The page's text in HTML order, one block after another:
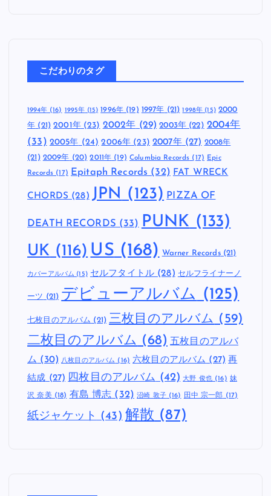
こだわりのタグ
1994年(16) 1995年 (15) 1996年(19) 1997年 (21) 1998年 (15) 2000
年 (21) 2001年(23) 2002年 (29) 2003年 (22) 2004年
(33) 2005年 (24) 2006年 (23) 2007年(27) 2008年
(21) 2009年 (20) 2011年 (19) Columbia Records (17) Epic
Records (17) Epitaph Records (32) FAT WRECK
CHORDS (28) JPN (123) PIZZA OF
DEATH RECORDS (33) PUNK (133)
UK (116) US (168) Warner Records(21)
カバーアルバム (15) セルフタイトル(28) セルフライナーノ
ーツ (21) デビューアルバム (125)
七枚目のアルバム (21) 三枚目のアルバム (59)
二枚目のアルバム (68) 五枚目のアルバ
ム (30) 八枚目のアルバム (16) 六枚目のアルバム (27) 再
結成 (27) 四枚目のアルバム (42) 大野 俊也(16) 妹
沢 奈美(18) 有島 博志 (32) 沼崎 敦子(16) 田中 宗一郎 (17)
紙ジャケット (43) 解散 (87)